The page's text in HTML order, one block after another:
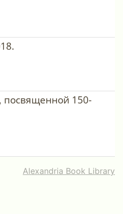
посвященной 150-
Alexandria Book Library